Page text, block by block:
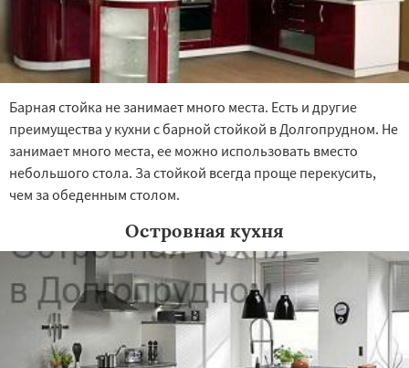
Барная стойка не занимает много места. Есть и другие
преимущества у кухни с барной стойкой в Долгопрудном. Не
занимает много места, ее можно использовать вместо
небольшого стола. За стойкой всегда проще перекусить,
чем за обеденным столом.
Островная кухня